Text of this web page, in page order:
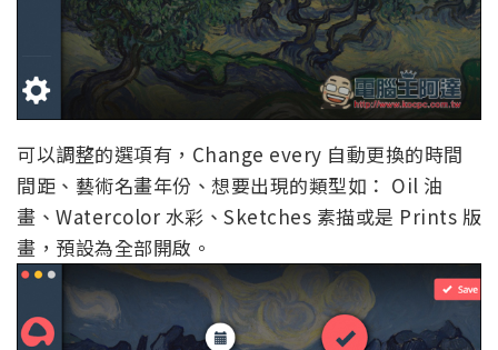
可以調整的選項有，Change every 自動更換的時間
間距、藝術名畫年份、想要出現的類型如： Oil 油
畫、Watercolor 水彩、Sketches 素描或是 Prints 版
畫，預設為全部開啟。